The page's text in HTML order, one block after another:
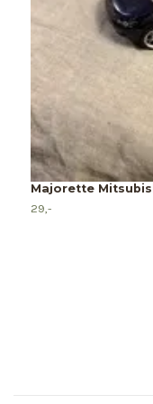
Majorette
29,-